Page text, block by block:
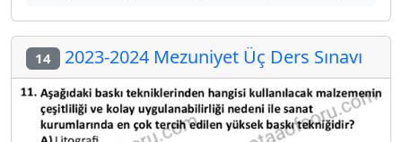
14 2023-2024 Mezuniyet Üç Ders Sınavı